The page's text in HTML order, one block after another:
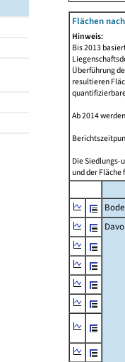
Flächen
Hinweis:
Bis 2013
Überführung
resultieren
Ab 2014
Die Siedlungs-
und der Fläche